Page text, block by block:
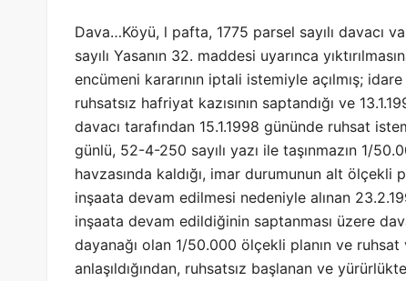
Dava…Köyü, l pafta, 1775 parsel sayılı davacı
sayılı Yasanın 32. maddesi uyarınca
encümeni kararının iptali istemiyle açılmış;
ruhsatsız hafriyat kazısının saptandığı ve
davacı tarafından 15.1.1998 gününde ruhsat
günlü, 52-4-250 sayılı yazı ile taşınmazın 1/
havzasında kaldığı, imar durumunun alt
inşaata devam edilmesi nedeniyle alınan
inşaata devam edildiğinin saptanması üzere
dayanağı olan 1/50.000 ölçekli planın ve
anlaşıldığından, ruhsatsız başlanan ve